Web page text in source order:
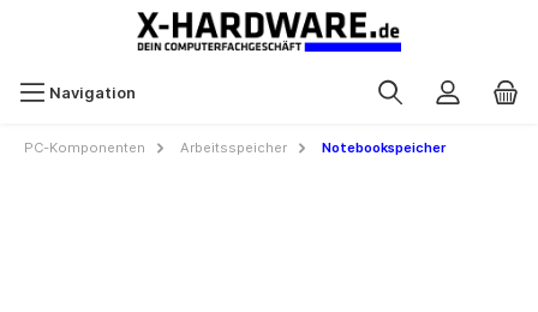
Navigation
PC-Komponenten Arbeitsspeicher Notebookspeicher